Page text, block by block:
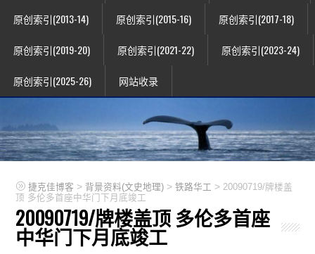
原创索引(2013-14) 原创索引(2015-16) 原创索引(2017-18)
原创索引(2019-20) 原创索引(2021-22) 原创索引(2023-24)
原创索引(2025-26) 网站收录
捷克佳博客 > 背景资料(文史地理) >铁路华工 > 20090719/牌楼盖
顶 多伦多首座中华门下月底竣工
20090719/牌楼盖顶 多伦多首座
中华门下月底竣工